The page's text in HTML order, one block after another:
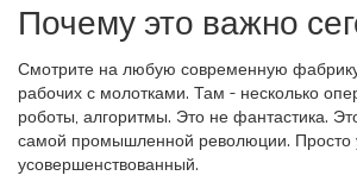
Почему это важно
Смотрите на любую современную
рабочих с молотками. Там - несколько
роботы, алгоритмы. Это не фантастика.
самой промышленной революции. Просто
усовершенствованный.